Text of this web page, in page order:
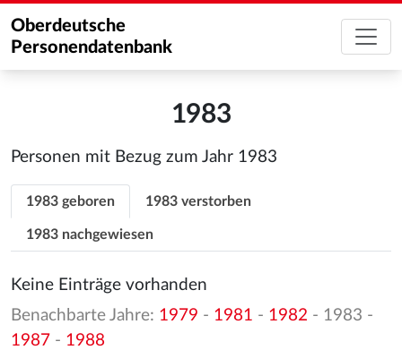
Oberdeutsche
Personendatenbank
1983
Personen mit Bezug zum Jahr 1983
1983 geboren 1983 verstorben
1983 nachgewiesen
Keine Einträge vorhanden
Benachbarte Jahre: 1979 - 1981 - 1982 - 1983 -
1987 - 1988